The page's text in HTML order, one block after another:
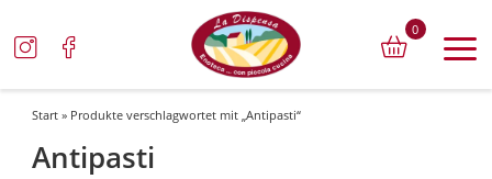
0
Start » Produkte verschlagwortet mit „Antipasti“
Antipasti